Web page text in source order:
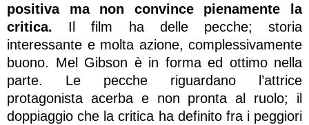
positiva ma non convince pienamente la
critica. Il film ha delle pecche; storia
interessante e molta azione, complessivamente
buono. Mel Gibson è in forma ed ottimo nella
parte. Le pecche riguardano l’attrice
protagonista acerba e non pronta al ruolo; il
doppiaggio che la critica ha definito fra i peggiori